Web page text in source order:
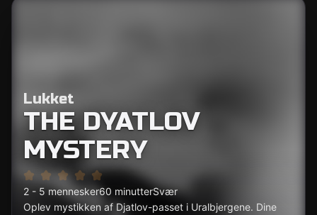
Lukket
THE DYATLOV
MYSTERY
2 - 5 mennesker60 minutterSvær
Oplev mystikken af Djatlov-passet i Uralbjergene. Dine